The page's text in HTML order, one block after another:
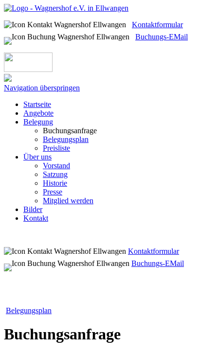
Kontaktformular
Buchungs-EMail
Navigation überspringen
Startseite
Angebote
Belegung
Buchungsanfrage
Belegungsplan
Preisliste
Über uns
Vorstand
Satzung
Historie
Presse
Mitglied werden
Bilder
Kontakt
Kontaktformular
Buchungs-EMail
Belegungsplan
Buchungsanfrage